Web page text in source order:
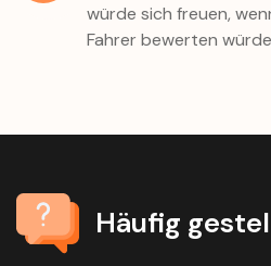
würde sich freuen,
Fahrer bewerten
Häufig